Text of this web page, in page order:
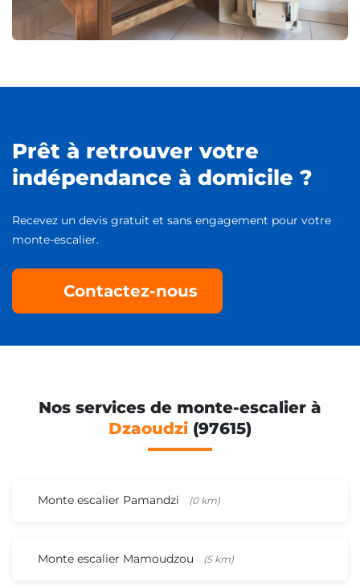
Prêt à retrouver votre
indépendance à domicile ?
Recevez un devis gratuit et sans engagement pour votre
monte-escalier.
Contactez-nous
Nos services de monte-escalier à
Dzaoudzi (97615)
Monte escalier Pamandzi (0 km)
Monte escalier Mamoudzou (5 km)